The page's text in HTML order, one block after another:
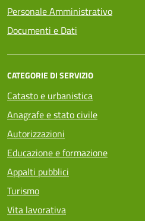
Personale Amministrativo
Documenti e Dati
CATEGORIE DI SERVIZIO
Catasto e urbanistica
Anagrafe e stato civile
Autorizzazioni
Educazione e formazione
Appalti pubblici
Turismo
Vita lavorativa